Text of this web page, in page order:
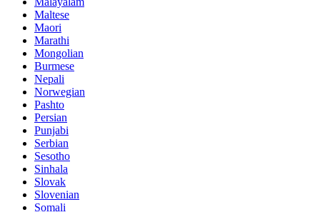
Maltese
Maori
Marathi
Mongolian
Burmese
Nepali
Norwegian
Pashto
Persian
Punjabi
Serbian
Sesotho
Sinhala
Slovak
Slovenian
Somali